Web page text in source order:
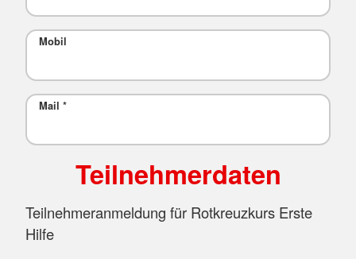
Mobil
Mail *
Teilnehmerdaten
Teilnehmeranmeldung für Rotkreuzkurs Erste
Hilfe